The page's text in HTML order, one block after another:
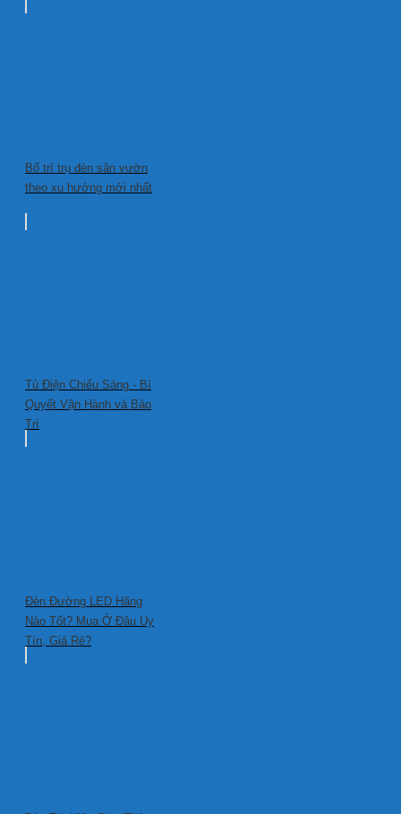
Bố trí trụ đèn sân vườn
theo xu hướng mới nhất
Tủ Điện Chiếu Sáng - Bí
Quyết Vận Hành và Bảo
Trì
Đèn Đường LED Hãng
Nào Tốt? Mua Ở Đâu Uy
Tín, Giá Rẻ?